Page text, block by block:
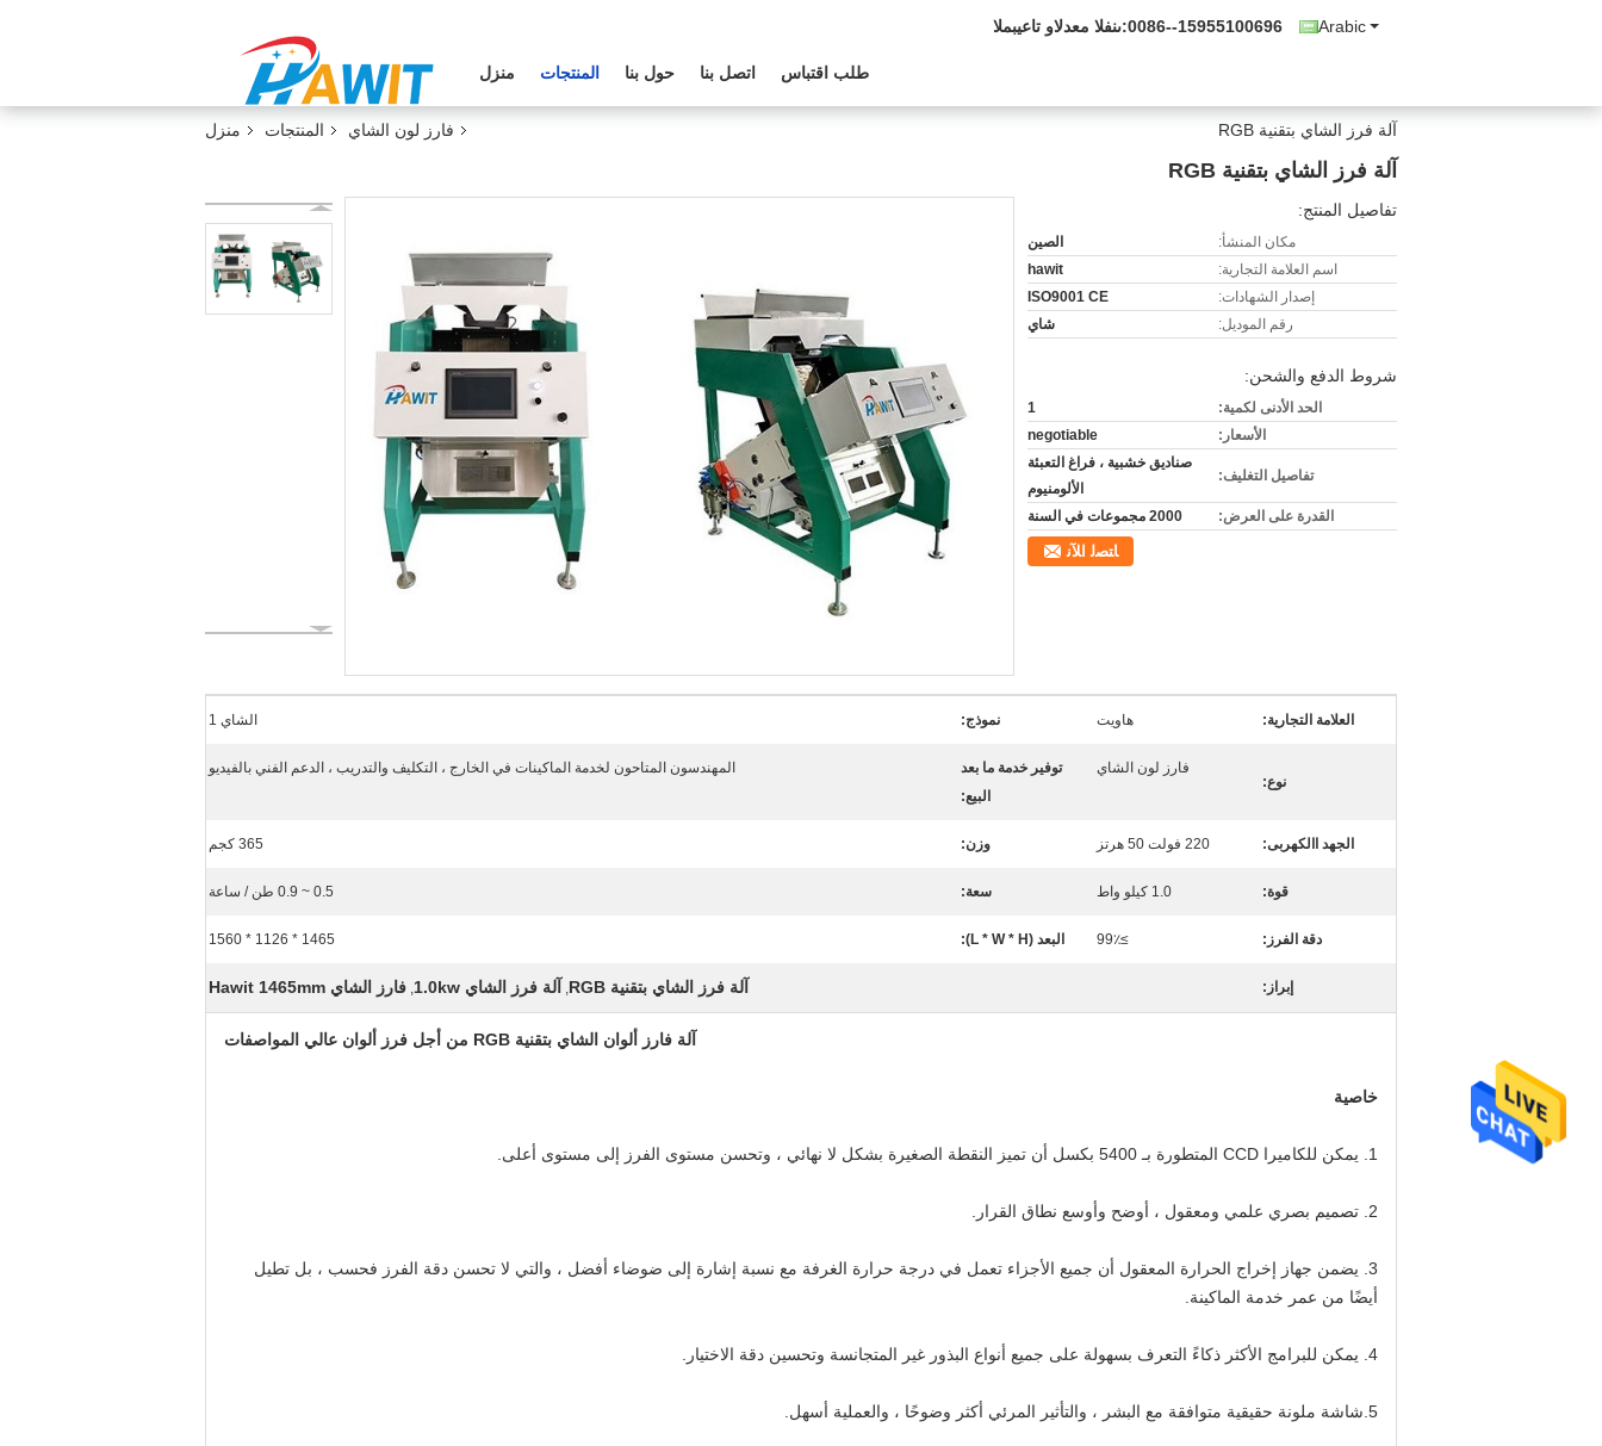
Arabic المبيعات والدعم الفنى:0086--15955100696
منزل المنتجات حول بنا اتصل بنا طلب اقتباس
منزل المنتجات فارز لون الشاي آلة فرز الشاي بتقنية RGB
آلة فرز الشاي بتقنية RGB
تفاصيل المنتج:
مكان المنشأ:
الصين
اسم العلامة التجارية:
hawit
إصدار الشهادات:
ISO9001 CE
رقم الموديل:
شاي
شروط الدفع والشحن:
الحد الأدنى لكمية:
1
الأسعار:
negotiable
تفاصيل التغليف:
صناديق خشبية ، فراغ التعبئة
الألومنيوم
القدرة على العرض:
2000 مجموعات في السنة
ﺎﺘﺼﻟ ﺍﻶﻧ
العلامة التجارية: هاويت نموذج: الشاي 1
نوع:
فارز لون الشاي
توفير خدمة ما بعد
البيع:
المهندسون المتاحون لخدمة الماكينات في الخارج ، التكليف والتدريب ، الدعم الفني بالفيديو
الجهد االكهربى: 220 فولت 50 هرتز وزن: 365 كجم
قوة: 1.0 كيلو واط سعة: 0.5 ~ 0.9 طن / ساعة
دقة الفرز: ≥99٪ البعد (L * W * H): 1465 * 1126 * 1560
إبراز: آلة فرز الشاي بتقنية RGB , آلة فرز الشاي 1.0kw , فارز الشاي Hawit 1465mm
آلة فارز ألوان الشاي بتقنية RGB من أجل فرز ألوان عالي المواصفات
خاصية
1. يمكن للكاميرا CCD المتطورة بـ 5400 بكسل أن تميز النقطة الصغيرة بشكل لا نهائي ، وتحسن مستوى الفرز إلى مستوى أعلى.
2. تصميم بصري علمي ومعقول ، أوضح وأوسع نطاق القرار.
3. يضمن جهاز إخراج الحرارة المعقول أن جميع الأجزاء تعمل في درجة حرارة الغرفة مع نسبة إشارة إلى ضوضاء أفضل ، والتي لا تحسن دقة الفرز فحسب ، بل تطيل
أيضًا من عمر خدمة الماكينة.
4. يمكن للبرامج الأكثر ذكاءً التعرف بسهولة على جميع أنواع البذور غير المتجانسة وتحسين دقة الاختيار.
5.شاشة ملونة حقيقية متوافقة مع البشر ، والتأثير المرئي أكثر وضوحًا ، والعملية أسهل.